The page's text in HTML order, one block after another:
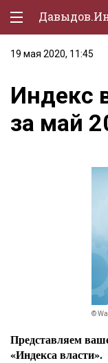
Политическая
Экономика
Природа
19 мая 2020, 11:45
Индекс
за май
©
Представляем
«Индекса власти».